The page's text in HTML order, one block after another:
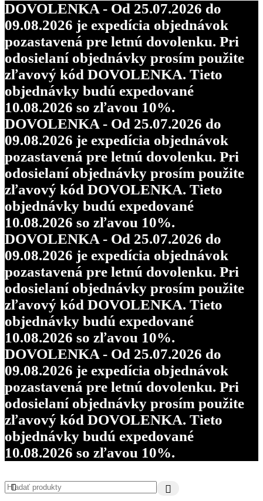
DOVOLENKA - Od 25.07.2026 do
09.08.2026 je expedícia objednávok
pozastavená pre letnú dovolenku. Pri
odosielaní objednávky prosím použite
zľavový kód DOVOLENKA. Tieto
objednávky budú expedované
10.08.2026 so zľavou 10%.
DOVOLENKA - Od 25.07.2026 do
09.08.2026 je expedícia objednávok
pozastavená pre letnú dovolenku. Pri
odosielaní objednávky prosím použite
zľavový kód DOVOLENKA. Tieto
objednávky budú expedované
10.08.2026 so zľavou 10%.
DOVOLENKA - Od 25.07.2026 do
09.08.2026 je expedícia objednávok
pozastavená pre letnú dovolenku. Pri
odosielaní objednávky prosím použite
zľavový kód DOVOLENKA. Tieto
objednávky budú expedované
10.08.2026 so zľavou 10%.
DOVOLENKA - Od 25.07.2026 do
09.08.2026 je expedícia objednávok
pozastavená pre letnú dovolenku. Pri
odosielaní objednávky prosím použite
zľavový kód DOVOLENKA. Tieto
objednávky budú expedované
10.08.2026 so zľavou 10%.